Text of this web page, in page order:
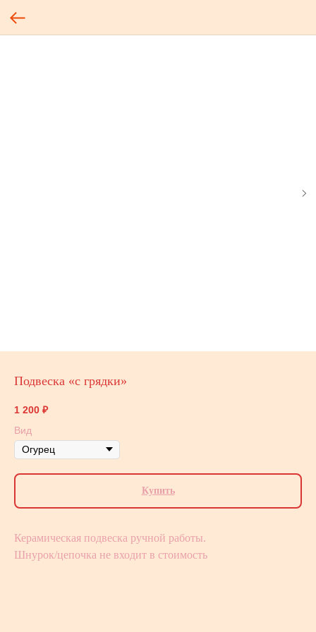
Подвеска «с грядки»
1 200 ₽
Вид
Купить
Керамическая подвеска ручной работы.
Шнурок/цепочка не входит в стоимость